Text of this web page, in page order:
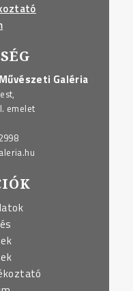
Galéria
emelet